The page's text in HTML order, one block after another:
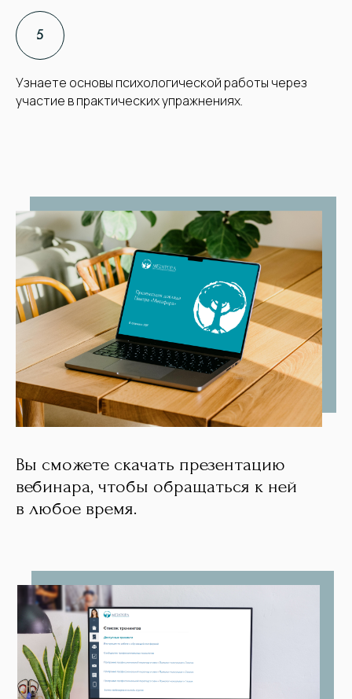
Узнаете основы психологической работы через
участие в практических упражнениях.
Вы сможете скачать презентацию
вебинара, чтобы обращаться к ней
в любое время.